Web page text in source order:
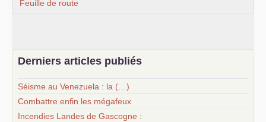
Feuille de route
Derniers articles publiés
Séisme au Venezuela : la (…)
Combattre enfin les mégafeux
Incendies Landes de Gascogne :